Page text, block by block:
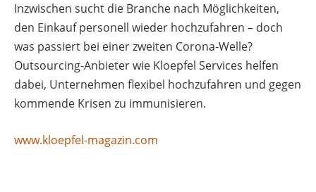
Inzwischen sucht die Branche nach Möglichkeiten,
den Einkauf personell wieder hochzufahren – doch
was passiert bei einer zweiten Corona-Welle?
Outsourcing-Anbieter wie Kloepfel Services helfen
dabei, Unternehmen flexibel hochzufahren und gegen
kommende Krisen zu immunisieren.
www.kloepfel-magazin.com